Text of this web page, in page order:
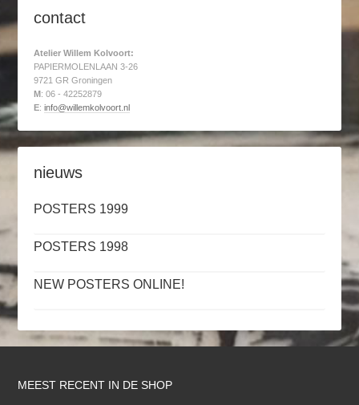
contact
Atelier Willem Kolvoort:
PAPIERMOLENLAAN 3-26
9721 GR Groningen
M : 06 - 42252879
E:info@willemkolvoort.nl
nieuws
POSTERS 1999
POSTERS 1998
NEW POSTERS ONLINE!
MEEST RECENT IN DE SHOP